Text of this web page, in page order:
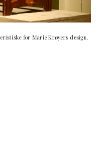
for Marie Krøyers design.